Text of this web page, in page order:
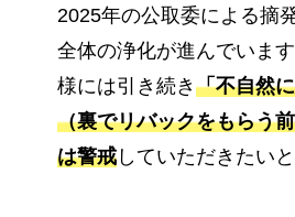
2025年の公取委による摘
全体の浄化が進んでいま
様には引き続き 「不自然
（裏でリバックをもらう
は警戒していただきたいと